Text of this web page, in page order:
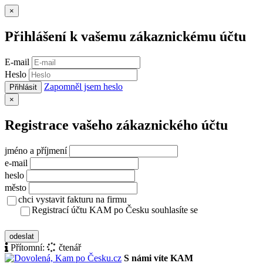
×
Přihlášení k vašemu zákaznickému účtu
E-mail
Heslo
Přihlásit Zapomněl jsem heslo
×
Registrace vašeho zákaznického účtu
jméno a příjmení
e-mail
heslo
město
chci vystavit fakturu na firmu
Registrací účtu KAM po Česku souhlasíte se
odeslat
Přítomní:
čtenář
S námi víte KAM